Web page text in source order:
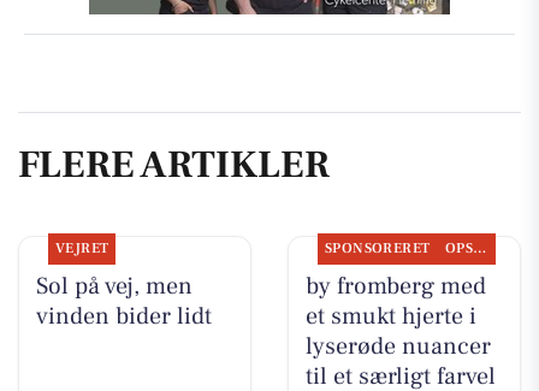
FLERE ARTIKLER
VEJRET
Sol på vej, men
vinden bider lidt
SPONSORERET OPSLAGSTAVLEN
by fromberg med
et smukt hjerte i
lyserøde nuancer
til et særligt farvel